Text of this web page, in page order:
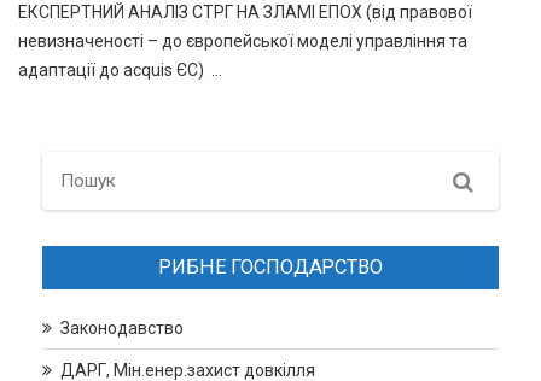
ЕКСПЕРТНИЙ АНАЛІЗ СТРГ НА ЗЛАМІ ЕПОХ (від правової
невизначеності – до європейської моделі управління та
адаптації до acquis ЄС) …
Search
РИБНЕ ГОСПОДАРСТВО
Законодавство
ДАРГ, Мін.енер.захист довкілля